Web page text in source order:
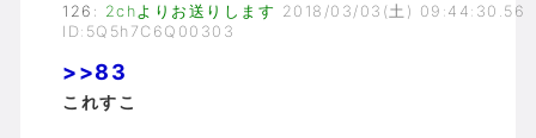
126 : 2chよりお送りします 2018/03/03(土) 09:44:30.56
ID:5Q5h7C6Q00303
>>83
これすこ